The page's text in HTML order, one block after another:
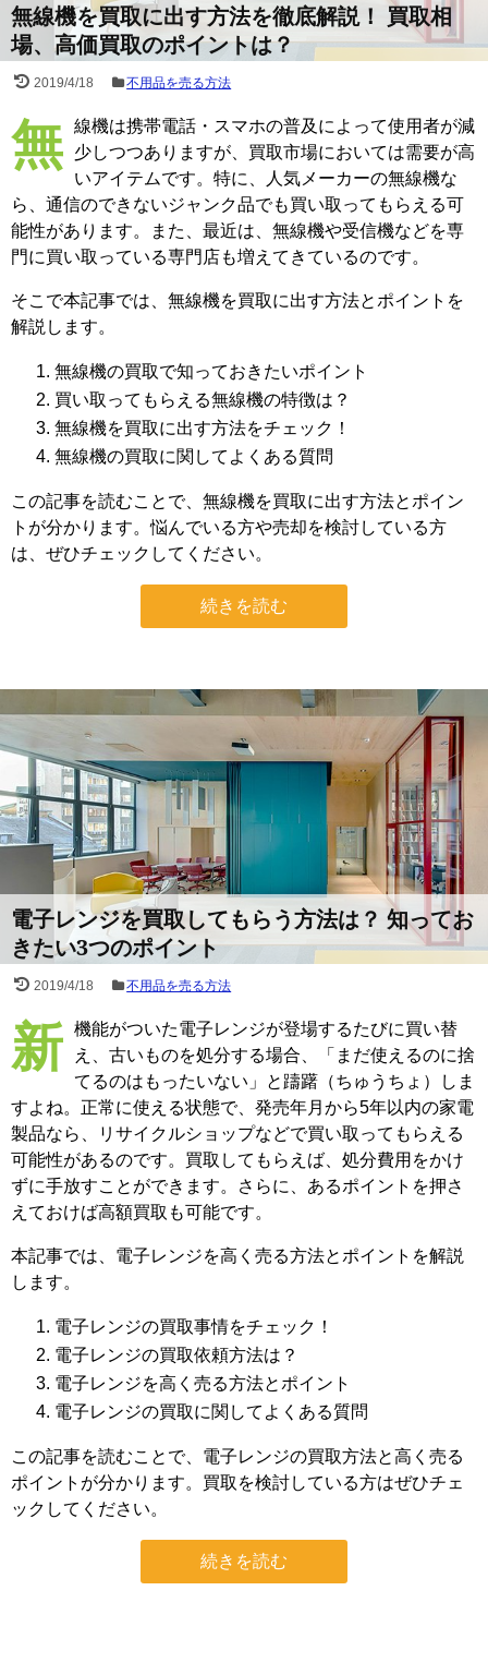
無線機を買取に出す方法を徹底解説！ 買取相
場、高価買取のポイントは？
2019/4/18 不用品を売る方法
無線機は携帯電話・スマホの普及によって使用者が減
少しつつありますが、買取市場においては需要が高
いアイテムです。特に、人気メーカーの無線機な
ら、通信のできないジャンク品でも買い取ってもらえる可
能性があります。また、最近は、無線機や受信機などを専
門に買い取っている専門店も増えてきているのです。
そこで本記事では、無線機を買取に出す方法とポイントを
解説します。
無線機の買取で知っておきたいポイント
買い取ってもらえる無線機の特徴は？
無線機を買取に出す方法をチェック！
無線機の買取に関してよくある質問
この記事を読むことで、無線機を買取に出す方法とポイン
トが分かります。悩んでいる方や売却を検討している方
は、ぜひチェックしてください。
続きを読む
電子レンジを買取してもらう方法は？ 知ってお
きたい3つのポイント
2019/4/18 不用品を売る方法
新機能がついた電子レンジが登場するたびに買い替
え、古いものを処分する場合、「まだ使えるのに捨
てるのはもったいない」と躊躇（ちゅうちょ）しま
すよね。正常に使える状態で、発売年月から5年以内の家電
製品なら、リサイクルショップなどで買い取ってもらえる
可能性があるのです。買取してもらえば、処分費用をかけ
ずに手放すことができます。さらに、あるポイントを押さ
えておけば高額買取も可能です。
本記事では、電子レンジを高く売る方法とポイントを解説
します。
電子レンジの買取事情をチェック！
電子レンジの買取依頼方法は？
電子レンジを高く売る方法とポイント
電子レンジの買取に関してよくある質問
この記事を読むことで、電子レンジの買取方法と高く売る
ポイントが分かります。買取を検討している方はぜひチェ
ックしてください。
続きを読む